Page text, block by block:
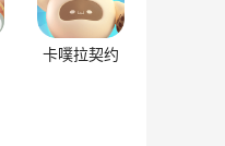
卡噗拉契约